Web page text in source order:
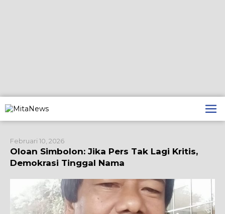
ke
konten
Februari 10, 2026
Oloan Simbolon: Jika Pers Tak Lagi Kritis,
Demokrasi Tinggal Nama